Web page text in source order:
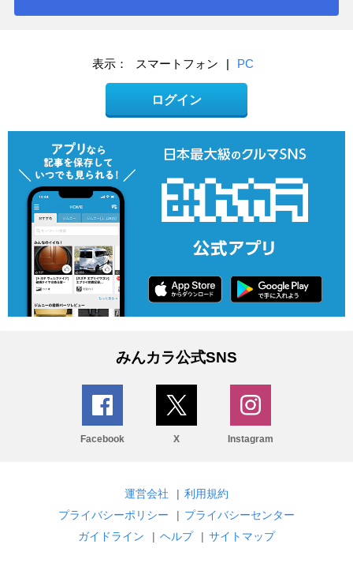
表示： スマートフォン | PC
ログイン
みんカラ公式SNS
Facebook X Instagram
運営会社 | 利用規約
プライバシーポリシー
| プライバシーセンター
ガイドライン
| ヘルプ | サイトマップ